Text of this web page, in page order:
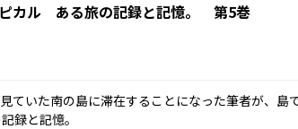
カル ある旅の記録と記憶。 第5巻
ていた南の島に滞在することになった筆者が、島
録と記憶。